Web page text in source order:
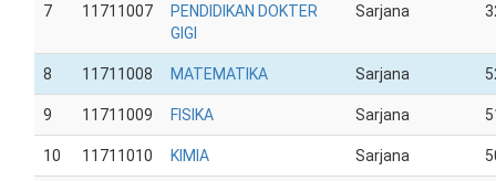
7 11711007
PENDIDIKAN DOKTER
GIGI
Sarjana
8 11711008 MATEMATIKA Sarjana
9 11711009 FISIKA Sarjana
10 11711010 KIMIA Sarjana